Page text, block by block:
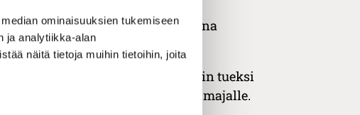
ominaisuuksien tukemiseen
ja analytiikka-alan
näitä tietoja muihin tietoihin, joita
Sanan markkinoijana olet mukana
tilausjakson ja markkinoinnin tueksi
Vivamoon ja Kairosmajalle.